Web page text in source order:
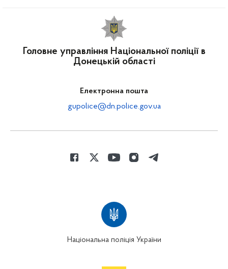
Головне управління Національної поліції в
Донецькій області
Електронна пошта
gupolice@dn.police.gov.ua
Національна поліція України